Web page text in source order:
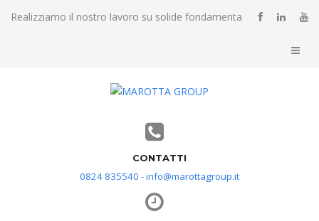
Realizziamo il nostro lavoro su solide fondamenta
CONTATTI
0824 835540 - info@marottagroup.it